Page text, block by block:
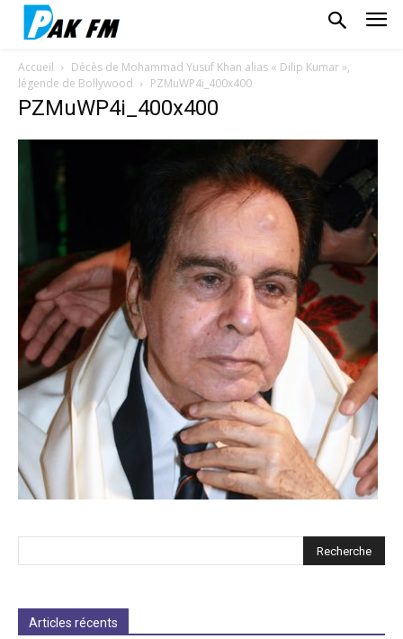
Accueil
Décès de Mohammad Yusuf Khan alias « Dilip Kumar »,
légende de Bollywood
PZMuWP4i_400x400
PZMuWP4i_400x400
Articles récents